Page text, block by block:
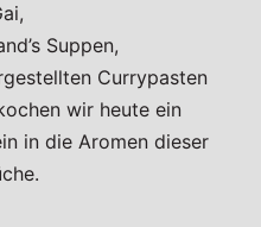
Suppen,
Currypasten
wir heute ein
in die Aromen dieser